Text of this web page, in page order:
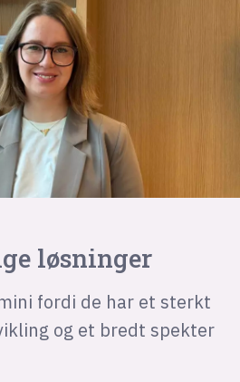
løsninger
fordi de har et sterkt
og et bredt spekter